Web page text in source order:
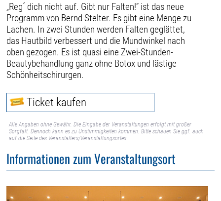
„Reg´ dich nicht auf. Gibt nur Falten!“ ist das neue
Programm von Bernd Stelter. Es gibt eine Menge zu
Lachen. In zwei Stunden werden Falten geglättet,
das Hautbild verbessert und die Mundwinkel nach
oben gezogen. Es ist quasi eine Zwei-Stunden-
Beautybehandlung ganz ohne Botox und lästige
Schönheitschirurgen.
Ticket kaufen
Alle Angaben ohne Gewähr. Die Eingabe der Veranstaltungen erfolgt mit großer
Sorgfalt. Dennoch kann es zu Unstimmigkeiten kommen. Bitte schauen Sie ggf. auch
auf die Seite des Veranstalters/Veranstaltungsortes.
Informationen zum Veranstaltungsort